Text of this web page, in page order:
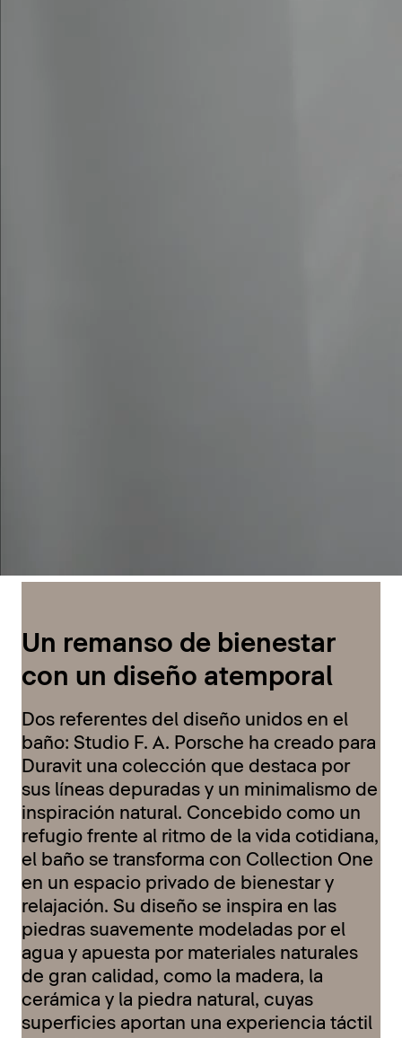
Un remanso de bienestar
con un diseño atemporal
Dos referentes del diseño unidos en el
baño: Studio F. A. Porsche ha creado para
Duravit una colección que destaca por
sus líneas depuradas y un minimalismo de
inspiración natural. Concebido como un
refugio frente al ritmo de la vida cotidiana,
el baño se transforma con Collection One
en un espacio privado de bienestar y
relajación. Su diseño se inspira en las
piedras suavemente modeladas por el
agua y apuesta por materiales naturales
de gran calidad, como la madera, la
cerámica y la piedra natural, cuyas
superficies aportan una experiencia táctil